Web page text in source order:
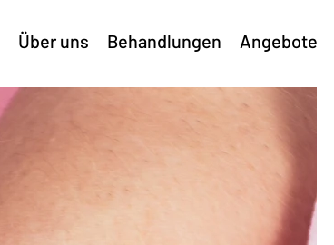
Über uns Behandlungen Angebote